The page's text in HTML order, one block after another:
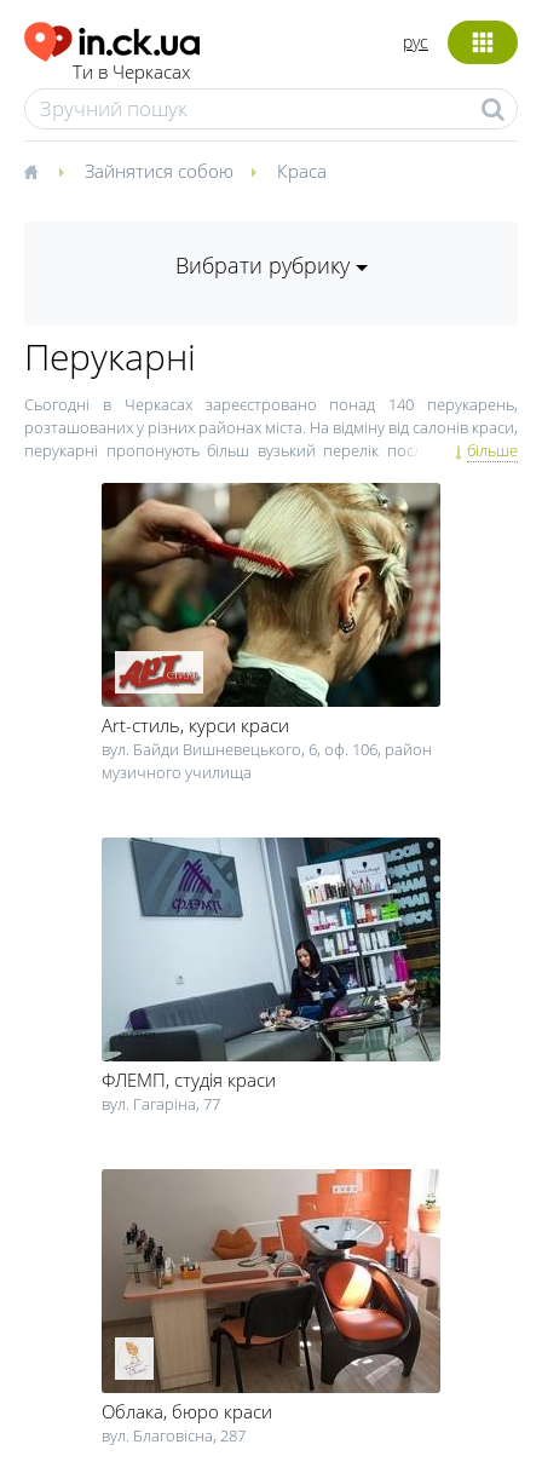
Ти в Черкасах
рус
Зайнятися собою Краса
Вибрати рубрику
Перукарні
Сьогодні в Черкасах зареєстровано понад 140 перукарень,
розташованих у різних районах міста. На відміну від салонів краси,
перукарні пропонують більш вузький перелік послуг і доступні
приватних перукарень різного рівня. Першою перукарнею
Черкас була "Мальва", відкрита в кінці 1960-х років. Ця перукарня
досі успішно існує, допомагаючи черкащанам змінити стиль. Ви
можете знайти адреси, телефони, перелік послуг та ціни всіх
перукарень Черкас у цьому розділі in.ck.ua!
більше
Art-стиль, курси краси
вул. Байди Вишневецького, 6, оф. 106, район
музичного училища
ФЛЕМП, студія краси
вул. Гагаріна, 77
Облака, бюро краси
вул. Благовісна, 287